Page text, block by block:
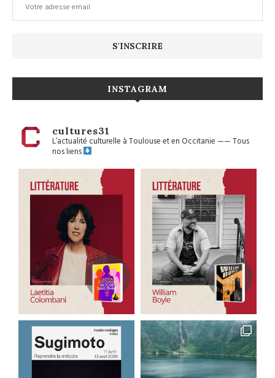
INSTAGRAM
cultures31
L’actualité culturelle à Toulouse et en Occitanie——Tous
nos liens